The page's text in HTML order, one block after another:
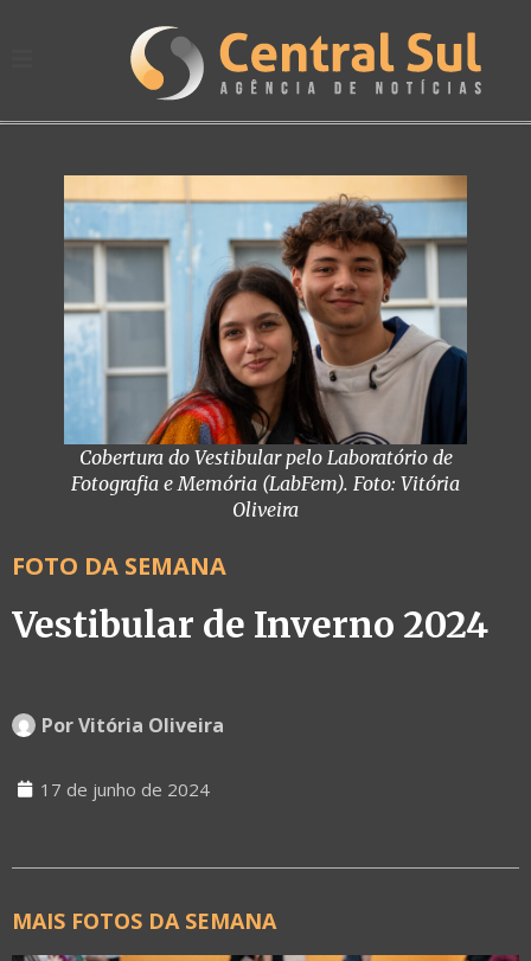
Cobertura do Vestibular pelo Laboratório de
Fotografia e Memória (LabFem). Foto: Vitória
Oliveira
FOTO DA SEMANA
Vestibular de Inverno 2024
PorVitória Oliveira
17 de junho de 2024
MAIS FOTOS DA SEMANA